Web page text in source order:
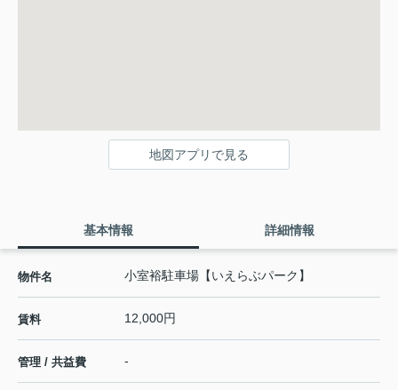
地図アプリで見る
基本情報 詳細情報
物件名 小室裕駐車場【いえらぶパーク】
賃料 12,000円
管理 / 共益費 -